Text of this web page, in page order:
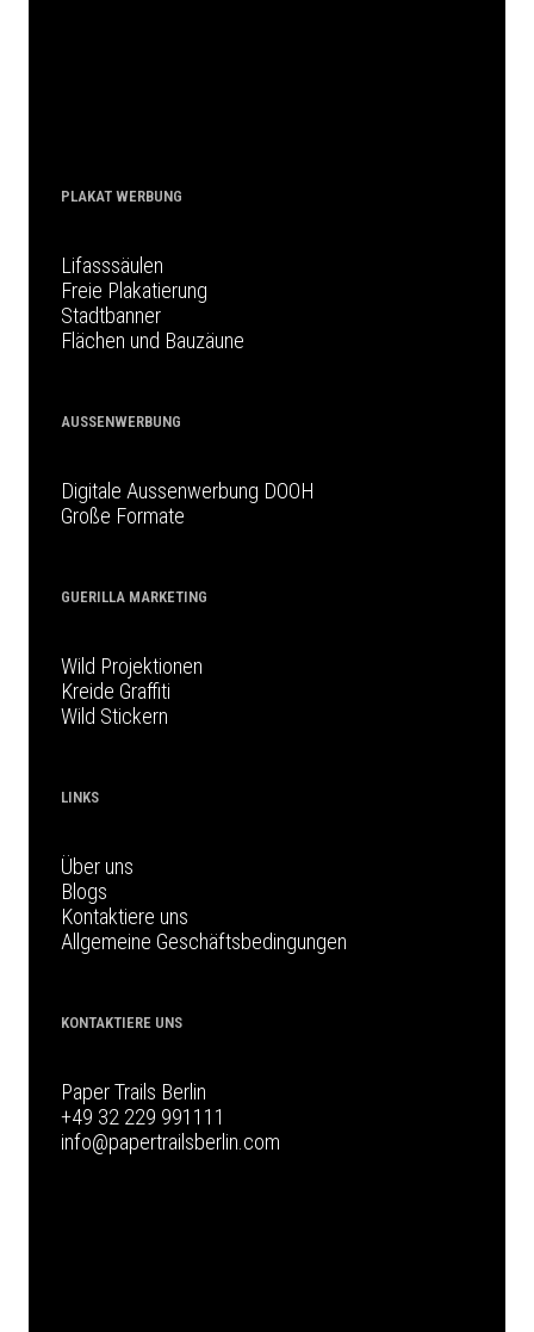
PLAKAT WERBUNG
Lifasssäulen
Freie Plakatierung
Stadtbanner
Flächen und Bauzäune
AUSSENWERBUNG
Digitale Aussenwerbung DOOH
Große Formate
GUERILLA MARKETING
Wild Projektionen
Kreide Graffiti
Wild Stickern
LINKS
Über uns
Blogs
Kontaktiere uns
Allgemeine Geschäftsbedingungen
KONTAKTIERE UNS
Paper Trails Berlin
+49 32 229 991111
info@papertrailsberlin.com